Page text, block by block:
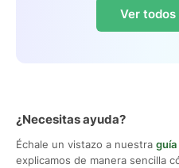
Ver
¿Necesitas ayuda?
Échale un vistazo a nuestra guía
explicamos de manera sencilla